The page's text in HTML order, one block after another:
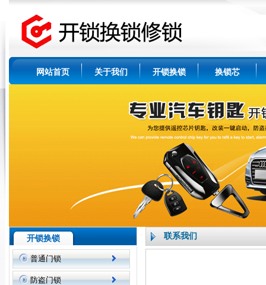
网站首页 关于我们 开锁换锁 换锁芯
开锁换锁
普通门锁
防盗门锁
联系我们